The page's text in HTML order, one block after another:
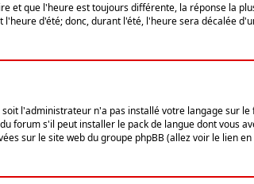
et que l'heure est toujours différente, la réponse la
d'été; donc, durant l'été, l'heure sera décalée
l'administrateur n'a pas installé votre langage sur
forum s'il peut installer le pack de langue dont vous
sur le site web du groupe phpBB (allez voir le lien en